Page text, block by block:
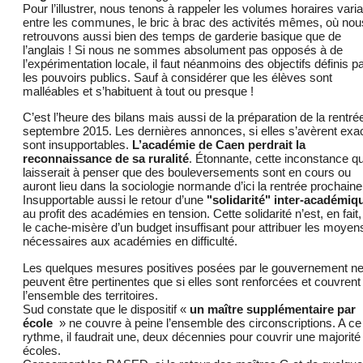
Pour l’illustrer, nous tenons à rappeler les volumes horaires
entre les communes, le bric à brac des activités mêmes, où
retrouvons aussi bien des temps de garderie basique que de
l’anglais ! Si nous ne sommes absolument pas opposés à de
l’expérimentation locale, il faut néanmoins des objectifs définis
les pouvoirs publics. Sauf à considérer que les élèves sont
malléables et s’habituent à tout ou presque !
C’est l’heure des bilans mais aussi de la préparation de la
septembre 2015. Les dernières annonces, si elles s’avèrent
sont insupportables. L’académie de Caen perdrait la
reconnaissance de sa ruralité. Étonnante, cette inconstance
laisserait à penser que des bouleversements sont en cours ou
auront lieu dans la sociologie normande d’ici la rentrée
Insupportable aussi le retour d’une "solidarité" inter-
au profit des académies en tension. Cette solidarité n’est, en
le cache-misère d’un budget insuffisant pour attribuer les
nécessaires aux académies en difficulté.
Les quelques mesures positives posées par le gouvernement ne
peuvent être pertinentes que si elles sont renforcées et couvrent
l’ensemble des territoires.
Sud constate que le dispositif « un maître supplémentaire par
école » ne couvre à peine l’ensemble des circonscriptions. A ce
rythme, il faudrait une, deux décennies pour couvrir une
écoles.